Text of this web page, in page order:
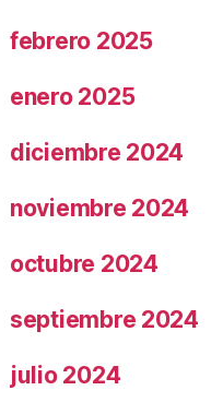
febrero 2025
enero 2025
diciembre 2024
noviembre 2024
octubre 2024
septiembre 2024
julio 2024